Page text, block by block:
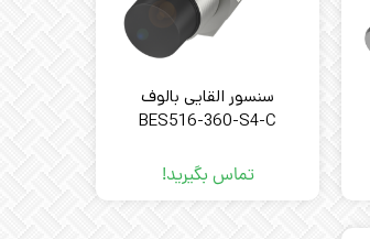
سنسور القایی بالوف
BES516-360-S4-C
تماس بگیرید!